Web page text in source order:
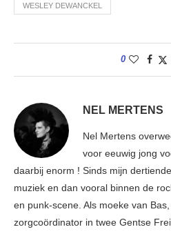
WESLEY DEWANCKEL
0
NEL MERTENS
Nel Mertens
voor eeuwig jong
daarbij enorm ! Sinds mijn
muziek en dan vooral binnen de
en punk-scene. Als moeke van
zorgcoördinator in twee Gentse